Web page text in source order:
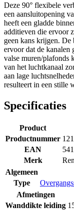
Deze 90° flexibele
een aansluitopening
heeft een gladde
additieven die ervoor
geen kans krijgen. De
ervoor dat de kanalen
valse muren/plafonds
van het luchtkanaal
aan lage
resulteert in een stille
Specificaties
Product
Productnummer
EAN
Merk
Algemeen
Type
Afmetingen
Wanddikte leiding